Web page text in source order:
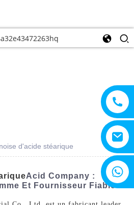
d'acide stéarique
Acid Company :
Et Fournisseur Fiable